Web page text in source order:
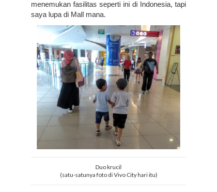
menemukan fasilitas seperti ini di Indonesia, tapi
saya lupa di Mall mana.
Duo krucil
(satu-satunya foto di Vivo City hari itu)